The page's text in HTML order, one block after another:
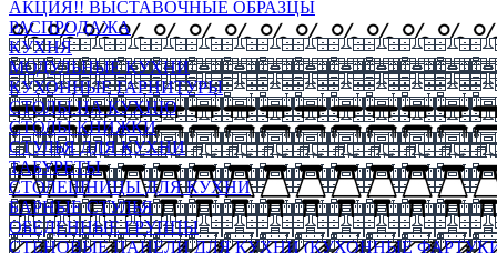
АКЦИЯ!! ВЫСТАВОЧНЫЕ ОБРАЗЦЫ
РАСПРОДАЖА
КУХНЯ
МОДУЛЬНЫЕ КУХНИ
КУХОННЫЕ ГАРНИТУРЫ
СТОЛЫ НА КУХНЮ
СТОЛЫ КНИЖКИ
СТУЛЬЯ ДЛЯ КУХНИ
ТАБУРЕТЫ
СТОЛЕШНИЦЫ ДЛЯ КУХНИ
БАРНЫЕ СТУЛЬЯ
ОБЕДЕННЫЕ ГРУППЫ
СТЕНОВЫЕ ПАНЕЛИ ДЛЯ КУХНИ (КУХОННЫЕ